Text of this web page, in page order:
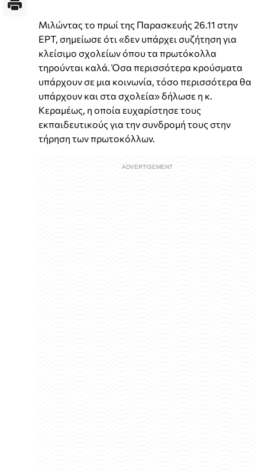
Μιλώντας το πρωί της Παρασκευής 26.11 στην
ΕΡΤ, σημείωσε ότι «δεν υπάρχει συζήτηση για
κλείσιμο σχολείων όπου τα πρωτόκολλα
τηρούνται καλά. Όσα περισσότερα κρούσματα
υπάρχουν σε μια κοινωνία, τόσο περισσότερα θα
υπάρχουν και στα σχολεία» δήλωσε η κ.
Κεραμέως, η οποία ευχαρίστησε τους
εκπαιδευτικούς για την συνδρομή τους στην
τήρηση των πρωτοκόλλων.